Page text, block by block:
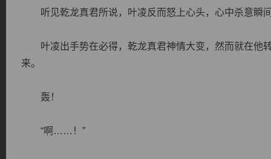
听见乾龙真君所说，叶凌反而怒上心头，心中杀意瞬
叶凌出手势在必得，乾龙真君神情大变，然而就在他
来。
轰！
“啊……！”